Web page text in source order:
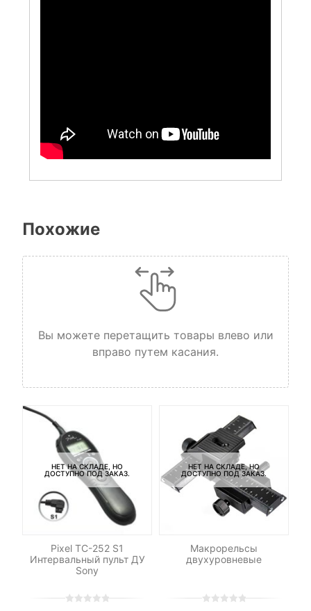
Похожие
Вы можете перетащить товары влево или
вправо путем касания.
НЕТ НА СКЛАДЕ, НО
ДОСТУПНО ПОД ЗАКАЗ.
Pixel TC-252 S1
Интервальный пульт ДУ
Sony
НЕТ НА СКЛАДЕ, НО
ДОСТУПНО ПОД ЗАКАЗ.
Макрорельсы
двухуровневые